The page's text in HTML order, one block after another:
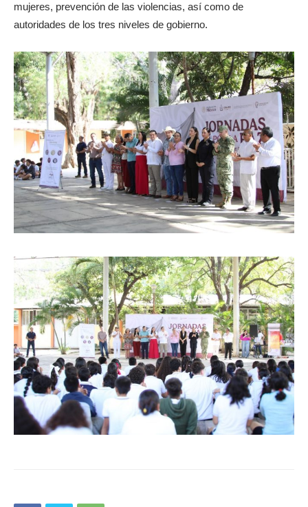
mujeres, prevención de las violencias, así como de
autoridades de los tres niveles de gobierno.